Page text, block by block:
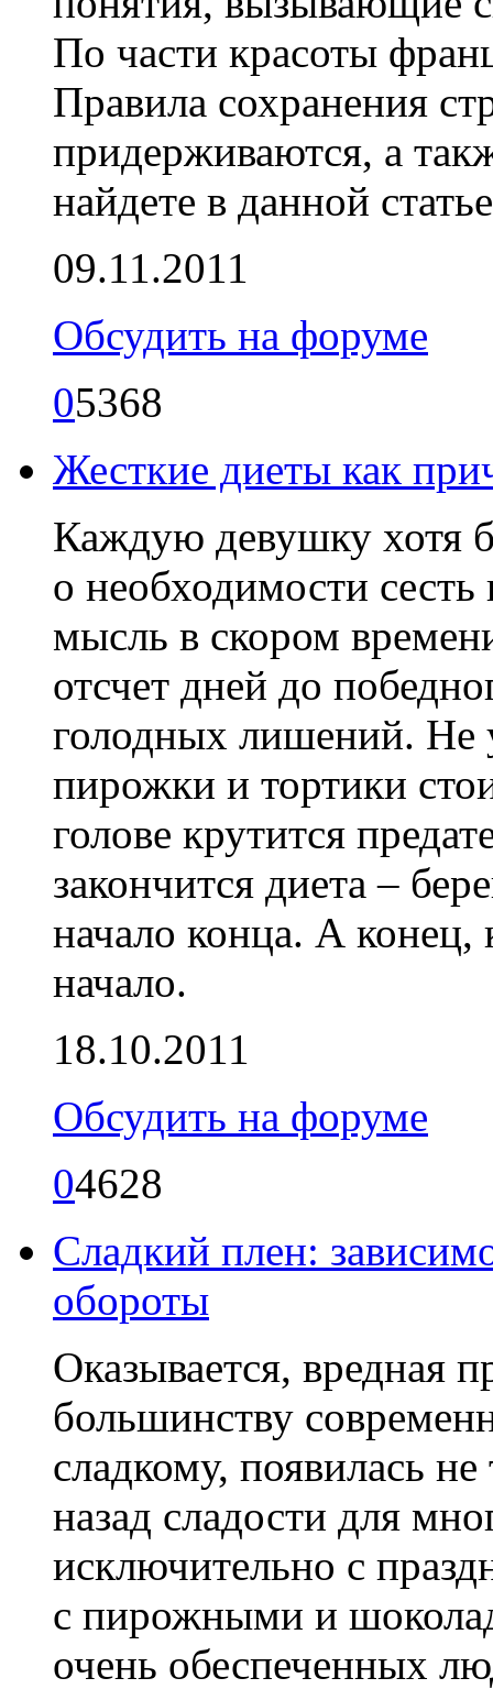
По части красоты
Правила сохранения
придерживаются, а
найдете в данной
09.11.2011
Обсудить на форуме
05368
Жесткие диеты как
Каждую девушку хотя
о необходимости
мысль в скором
отсчет дней до
голодных лишений. Не
пирожки и тортики
голове крутится
закончится диета –
начало конца. А конец,
начало.
18.10.2011
Обсудить на форуме
04628
Сладкий плен:
обороты
Оказывается, вредная
большинству
сладкому, появилась
назад сладости для
исключительно с
с пирожными и
очень обеспеченных